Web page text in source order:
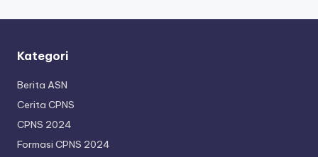
Kategori
Berita ASN
Cerita CPNS
CPNS 2024
Formasi CPNS 2024